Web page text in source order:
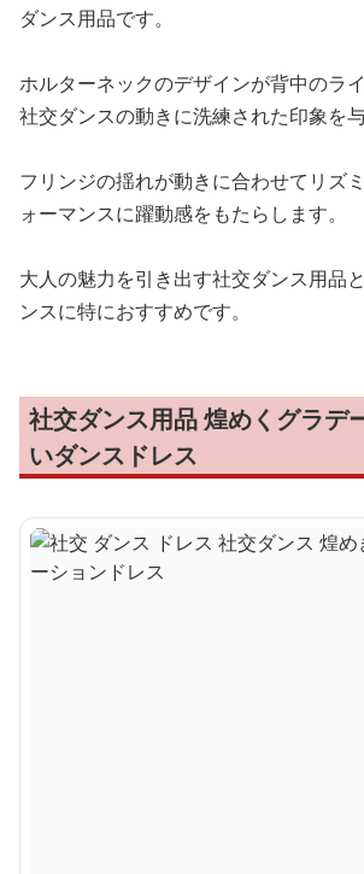
ダンス用品です。
ホルターネックのデザインが背中のラ
社交ダンスの動きに洗練された印象を与
フリンジの揺れが動きに合わせてリズ
ォーマンスに躍動感をもたらします。
大人の魅力を引き出す社交ダンス用品
ンスに特におすすめです。
社交ダンス用品 煌めくグラデ
いダンスドレス